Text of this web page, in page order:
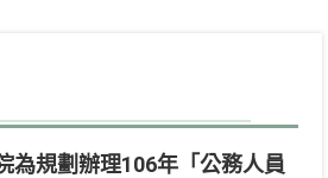
為規劃辦理106年「公務人員